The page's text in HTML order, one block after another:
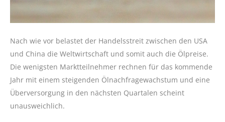
Nach wie vor belastet der Handelsstreit zwischen den USA
und China die Weltwirtschaft und somit auch die Ölpreise.
Die wenigsten Marktteilnehmer rechnen für das kommende
Jahr mit einem steigenden Ölnachfragewachstum und eine
Überversorgung in den nächsten Quartalen scheint
unausweichlich.